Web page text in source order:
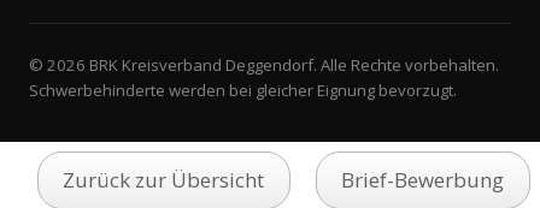
© 2026 BRK Kreisverband Deggendorf. Alle Rechte vorbehalten.
Schwerbehinderte werden bei gleicher Eignung bevorzugt.
Zurück zur Übersicht Brief-Bewerbung